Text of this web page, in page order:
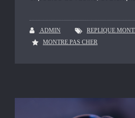
ADMIN
REPLIQUE
MONTRE PAS CHER